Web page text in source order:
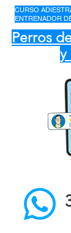
Perros
y
el
perros
pue
modest
CURSO
ENTRENADOR